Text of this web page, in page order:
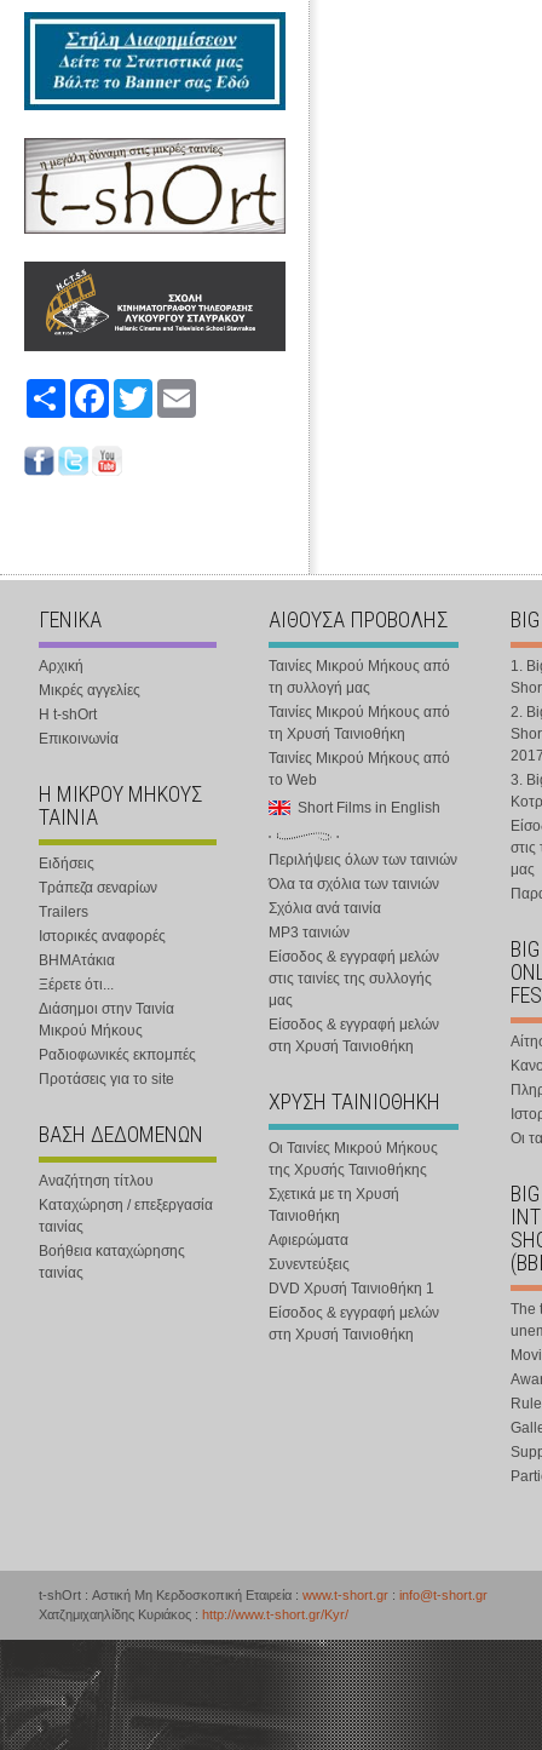
Share FacebookTwitter
ΓΕΝΙΚΑ
Αρχική
Μικρές αγγελίες
Η t-shOrt
Επικοινωνία
Η ΜΙΚΡΟΥ ΜΗΚΟΥΣ
ΤΑΙΝΙΑ
Ειδήσεις
Τράπεζα σεναρίων
Trailers
Ιστορικές αναφορές
ΒΗΜΑτάκια
Ξέρετε ότι...
Διάσημοι στην Ταινία
Μικρού Μήκους
Ραδιοφωνικές εκπομπές
Προτάσεις για το site
ΒΑΣΗ ΔΕΔΟΜΕΝΩΝ
Αναζήτηση τίτλου
Καταχώρηση / επεξεργασία
ταινίας
Βοήθεια καταχώρησης
ταινίας
ΑΙΘΟΥΣΑ ΠΡΟΒΟΛΗΣ
Ταινίες Μικρού Μήκους από
τη συλλογή μας
Ταινίες Μικρού Μήκους από
τη Χρυσή Ταινιοθήκη
Ταινίες Μικρού Μήκους από
το Web
Short Films in English
Περιλήψεις όλων των ταινιών
Όλα τα σχόλια των ταινιών
Σχόλια ανά ταινία
MP3 ταινιών
Είσοδος & εγγραφή μελών
στις ταινίες της συλλογής
μας
Είσοδος & εγγραφή μελών
στη Χρυσή Ταινιοθήκη
ΧΡΥΣΗ ΤΑΙΝΙΟΘΗΚΗ
Οι Ταινίες Μικρού Μήκους
της Χρυσής Ταινιοθήκης
Σχετικά με τη Χρυσή
Ταινιοθήκη
Αφιερώματα
Συνεντεύξεις
DVD Χρυσή Ταινιοθήκη 1
Είσοδος & εγγραφή μελών
στη Χρυσή Ταινιοθήκη
1.
2.
3.
στις
μας
Οι
The
t-shOrt : Αστική Μη Κερδοσκοπική Εταιρεία : www.t-short.gr : info@t-short.gr
Χατζημιχαηλίδης Κυριάκος : http://www.t-short.gr/Kyr/